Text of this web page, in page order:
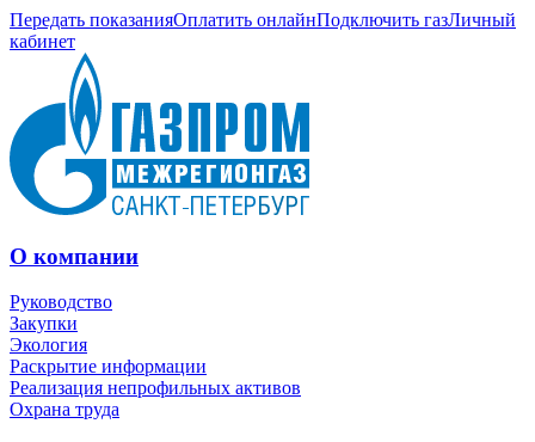
Передать показанияОплатить онлайнПодключить газЛичный
кабинет
О компании
Руководство
Закупки
Экология
Раскрытие информации
Реализация непрофильных активов
Охрана труда